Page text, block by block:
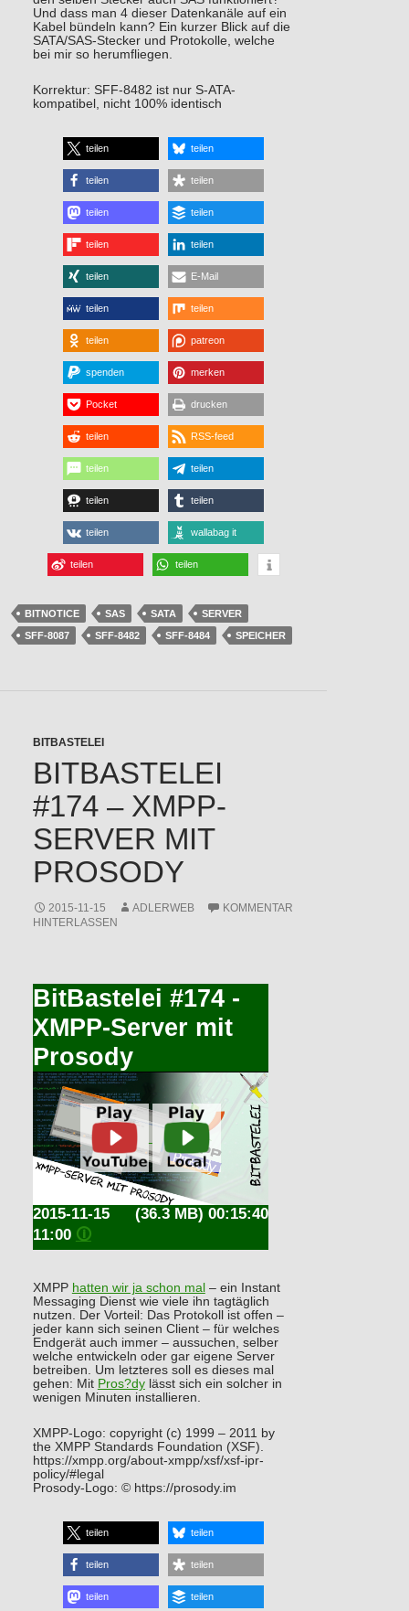
Und dass man 4 dieser Datenkanäle auf ein
Kabel bündeln kann? Ein kurzer Blick auf die
SATA/SAS-Stecker und Protokolle, welche
bei mir so herumfliegen.
Korrektur: SFF-8482 ist nur S-ATA-
kompatibel, nicht 100% identisch
teilen teilen
teilen teilen
teilen teilen
teilen teilen
teilen E-Mail
teilen teilen
teilen patreon
spenden merken
Pocket drucken
teilen RSS-feed
teilen teilen
teilen teilen
teilen wallabag it
teilen teilen
BITNOTICE SAS SATA
SERVER
SFF-8087
SFF-8482 SFF-8484 SPEICHER
BITBASTELEI
BITBASTELEI
#174 – XMPP-
SERVER MIT
PROSODY
2015-11-15 ADLERWEB
KOMMENTAR
HINTERLASSEN
BitBastelei #174 -
XMPP-Server mit
Prosody
(36.3 MB) 00:15:40
2015-11-15
11:00 🛈
XMPP hatten wir ja schon mal– ein Instant
Messaging Dienst wie viele ihn tagtäglich
nutzen. Der Vorteil: Das Protokoll ist offen –
jeder kann sich seinen Client – für welches
Endgerät auch immer – aussuchen, selber
welche entwickeln oder gar eigene Server
betreiben. Um letzteres soll es dieses mal
gehen: Mit Pros?dylässt sich ein solcher in
wenigen Minuten installieren.
XMPP-Logo: copyright (c) 1999 – 2011 by
the XMPP Standards Foundation (XSF).
https://xmpp.org/about-xmpp/xsf/xsf-ipr-
policy/#legal
Prosody-Logo: © https://prosody.im
teilen teilen
teilen teilen
teilen teilen